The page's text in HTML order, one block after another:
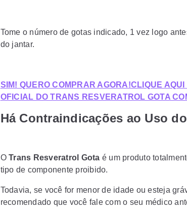
Tome o número de gotas indicado, 1 vez logo
do jantar.
SIM! QUERO COMPRAR AGORA!CLIQUE
OFICIAL DO TRANS RESVERATROL GOTA
Há Contraindicações ao Uso
O Trans Resveratrol Gota é um produto
tipo de componente proibido.
Todavia, se você for menor de idade ou esteja
recomendado que você fale com o seu médico